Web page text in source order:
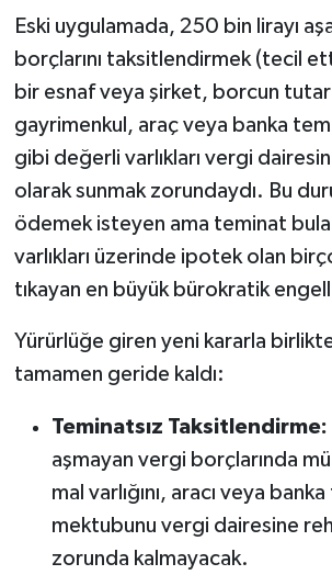
Eski uygulamada, 250 bin lirayı
borçlarını taksitlendirmek (tecil
bir esnaf veya şirket, borcun
gayrimenkul, araç veya banka
gibi değerli varlıkları vergi
olarak sunmak zorundaydı. Bu
ödemek isteyen ama teminat
varlıkları üzerinde ipotek olan
tıkayan en büyük bürokratik
Yürürlüğe giren yeni kararla
tamamen geride kaldı:
Teminatsız Taksitlendirme:
aşmayan vergi borçlarında
mal varlığını, aracı veya
mektubunu vergi dairesine
zorunda kalmayacak.